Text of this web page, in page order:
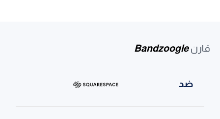
قارن Bandzoogle
ضد